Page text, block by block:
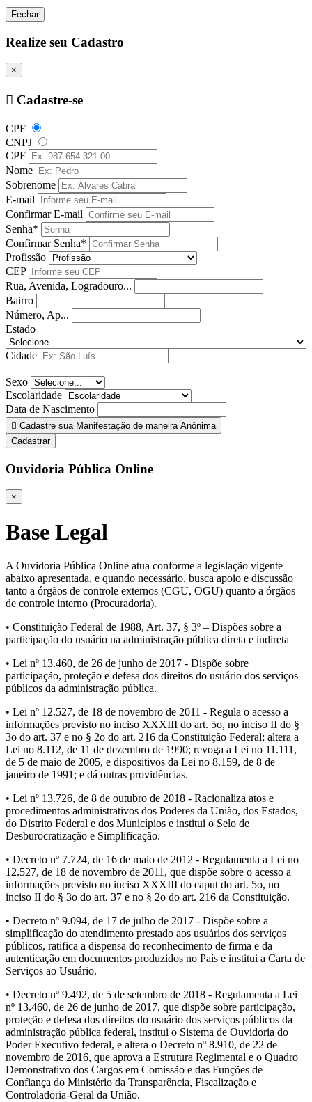
Fechar
Realize seu Cadastro
×
Cadastre-se
CPF
CNPJ
CPF
Nome
Sobrenome
E-mail
Confirmar E-mail
Senha*
Confirmar Senha*
Profissão
CEP
Rua, Avenida, Logradouro...
Bairro
Número, Ap...
Estado
Cidade
Sexo
Escolaridade
Data de Nascimento
Cadastre sua Manifestação de maneira Anônima
Cadastrar
Ouvidoria Pública Online
×
Base Legal
A Ouvidoria Pública Online atua conforme a legislação vigente
abaixo apresentada, e quando necessário, busca apoio e discussão
tanto a órgãos de controle externos (CGU, OGU) quanto a órgãos
de controle interno (Procuradoria).
• Constituição Federal de 1988, Art. 37, § 3º – Dispões sobre a
participação do usuário na administração pública direta e indireta
• Lei nº 13.460, de 26 de junho de 2017 - Dispõe sobre
participação, proteção e defesa dos direitos do usuário dos serviços
públicos da administração pública.
• Lei nº 12.527, de 18 de novembro de 2011 - Regula o acesso a
informações previsto no inciso XXXIII do art. 5o, no inciso II do §
3o do art. 37 e no § 2o do art. 216 da Constituição Federal; altera a
Lei no 8.112, de 11 de dezembro de 1990; revoga a Lei no 11.111,
de 5 de maio de 2005, e dispositivos da Lei no 8.159, de 8 de
janeiro de 1991; e dá outras providências.
• Lei nº 13.726, de 8 de outubro de 2018 - Racionaliza atos e
procedimentos administrativos dos Poderes da União, dos Estados,
do Distrito Federal e dos Municípios e institui o Selo de
Desburocratização e Simplificação.
• Decreto nº 7.724, de 16 de maio de 2012 - Regulamenta a Lei no
12.527, de 18 de novembro de 2011, que dispõe sobre o acesso a
informações previsto no inciso XXXIII do caput do art. 5o, no
inciso II do § 3o do art. 37 e no § 2o do art. 216 da Constituição.
• Decreto nº 9.094, de 17 de julho de 2017 - Dispõe sobre a
simplificação do atendimento prestado aos usuários dos serviços
públicos, ratifica a dispensa do reconhecimento de firma e da
autenticação em documentos produzidos no País e institui a Carta de
Serviços ao Usuário.
• Decreto nº 9.492, de 5 de setembro de 2018 - Regulamenta a Lei
nº 13.460, de 26 de junho de 2017, que dispõe sobre participação,
proteção e defesa dos direitos do usuário dos serviços públicos da
administração pública federal, institui o Sistema de Ouvidoria do
Poder Executivo federal, e altera o Decreto nº 8.910, de 22 de
novembro de 2016, que aprova a Estrutura Regimental e o Quadro
Demonstrativo dos Cargos em Comissão e das Funções de
Confiança do Ministério da Transparência, Fiscalização e
Controladoria-Geral da União.